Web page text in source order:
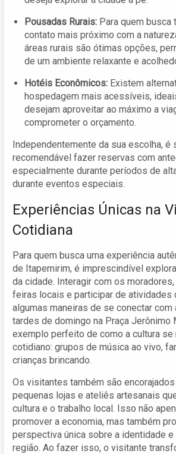
Pousadas Rurais: Para quem busca
contato mais próximo com a
áreas rurais são ótimas opções,
de um ambiente relaxante e
Hotéis Econômicos: Existem
hospedagem mais acessíveis,
desejam aproveitar ao máximo a
comprometer o orçamento.
Independentemente da sua escolha, é
recomendável fazer reservas com
especialmente durante períodos de
durante eventos especiais.
Experiências Únicas na
Cotidiana
Para quem busca uma experiência
de Itapemirim, é imprescindível
da cidade. Interagir com os
feiras locais e participar de atividades
algumas maneiras de se conectar com
tardes de domingo na Praça Jerônimo
exemplo perfeito de como a cultura se
cotidiano: grupos de música ao vivo,
crianças brincando.
Os visitantes também são
pequenas lojas e ateliês artesanais
cultura e o trabalho local. Isso não
promover a economia, mas também
perspectiva única sobre a identidade
região. Ao fazer isso, o visitante